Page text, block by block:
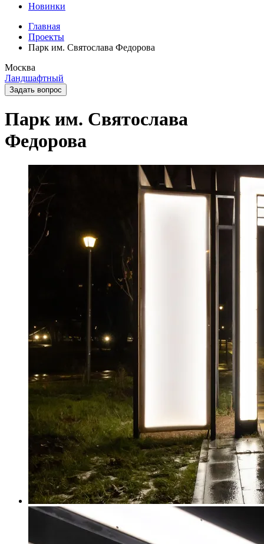
Новинки
Главная
Проекты
Парк им. Святослава Федорова
Москва
Ландшафтный
Задать вопрос
Парк им. Святослава
Федорова